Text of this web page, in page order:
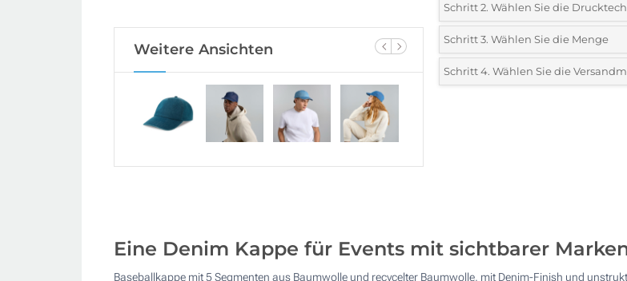
Weitere Ansichten
Schritt 2. Wählen Sie die
*Wählen Sie die Druck- und
1 Farbig (Auf einer Seite)
Ohne Werbedruck
Schritt 3. Wählen Sie die Menge
*Bitte wählen Sie Ihre gewünschte
Schritt 4. Wählen Sie die
Eine Denim Kappe für Events mit sichtbarer
Baseballkappe mit 5 Segmenten aus Baumwolle und recycelter Baumwolle, mit Denim-Finish und